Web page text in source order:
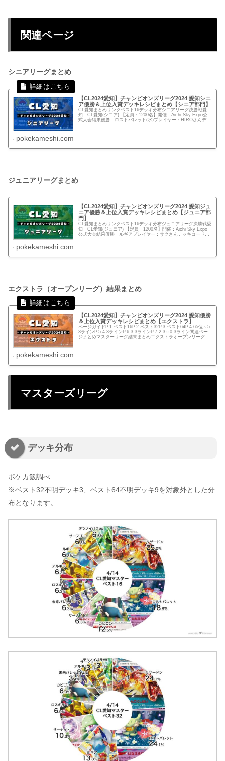
関連ページ
シニアリーグまとめ
【CL2024愛知】チャンピオンズリーグ2024 愛知シニ
ア優勝＆上位入賞デッキレシピまとめ【シニア部門】
CL愛知まとめリンクベスト16デッキ分布シニアリーグ決勝戦愛
知：CL愛知(シニア) 【定員：1200名】開催：Aichi Sky Expo公
式大会結果優勝：ロストバレット(水)プレイヤー：HIROさんデッ
pokekameshi.com
ジュニアリーグまとめ
【CL2024愛知】チャンピオンズリーグ2024 愛知ジュ
ニア優勝＆上位入賞デッキレシピまとめ【ジュニア部
門】
CL愛知まとめリンクベスト16デッキ分布ジュニアリーグ決勝戦愛
知：CL愛知(ジュニア) 【定員：1200名】開催：Aichi Sky Expo
公式大会結果優勝：ルギアプレイヤー：サクさんデッキコード
pokekameshi.com
エクストラ（オープンリーグ）結果まとめ
【CL2024愛知】チャンピオンズリーグ2024 愛知優勝
＆上位入賞デッキレシピまとめ【エクストラ】
ページガイドP.1 ベスト16P.2 ベスト32P.3 ベスト64P.4 65位～5-
3ラインP.5 4-3ラインP.6 3-3ラインP.7 2-3～0-3ライン関連ペー
ジまとめマスターリーグ結果まとめエクストラオープンリーグ決
pokekameshi.com
マスターズリーグ
デッキ分布
ポケカ飯調べ
※ベスト32不明デッキ3、ベスト64不明デッキ9を対象外とした分
布となります。